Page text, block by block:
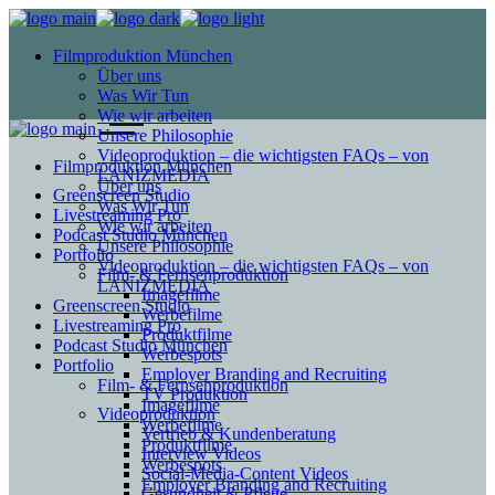
Filmproduktion München
Über uns
Was Wir Tun
Wie wir arbeiten
Unsere Philosophie
Videoproduktion – die wichtigsten FAQs – von
LANIZMEDIA
Greenscreen Studio
Livestreaming Pro
Podcast Studio München
Portfolio
Film- & Fernsehproduktion
Imagefilme
Werbefilme
Produktfilme
Werbespots
Employer Branding and Recruiting
TV Produktion
Videoproduktion
Vertrieb & Kundenberatung
Interview Videos
Social-Media-Content Videos
Filmproduktion München
Über uns
Was Wir Tun
Wie wir arbeiten
Unsere Philosophie
Videoproduktion – die wichtigsten FAQs – von
LANIZMEDIA
Greenscreen Studio
Livestreaming Pro
Podcast Studio München
Portfolio
Film- & Fernsehproduktion
Imagefilme
Werbefilme
Produktfilme
Werbespots
Employer Branding and Recruiting